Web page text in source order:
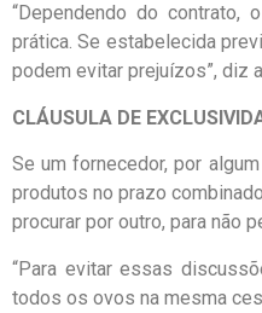
“Dependendo do contrato,
prática. Se estabelecida
podem evitar prejuízos”, diz
CLÁUSULA DE
Se um fornecedor, por
produtos no prazo
procurar por outro, para não
“Para evitar essas
todos os ovos na mesma